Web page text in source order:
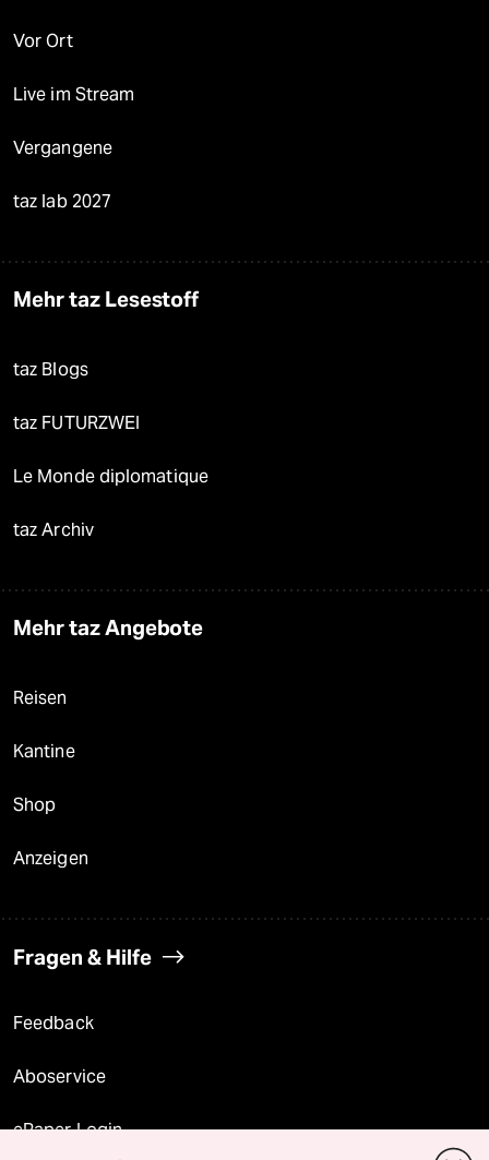
Vor Ort
Live im Stream
Vergangene
taz lab 2027
Mehr taz Lesestoff
taz Blogs
taz FUTURZWEI
Le Monde diplomatique
taz Archiv
Mehr taz Angebote
Reisen
Kantine
Shop
Anzeigen
Fragen & Hilfe
Feedback
Aboservice
ePaper Login